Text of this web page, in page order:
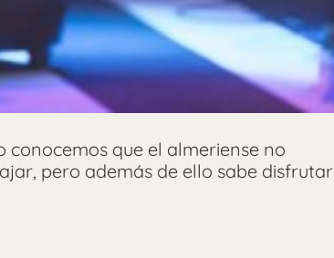
conocemos que el almeriense no
pero además de ello sabe disfrutar